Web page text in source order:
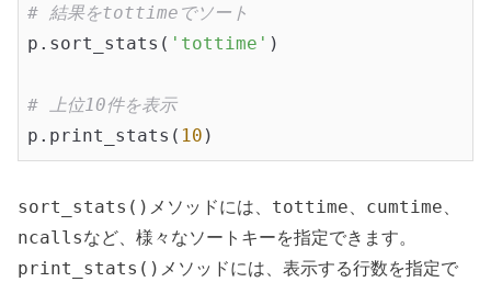
# 結果をtottimeでソート
p.sort_stats( 'tottime' )
# 上位10件を表示
p.print_stats( 10 )
sort_stats() メソッドには、 tottime cumtime
ncallsなど、様々なソートキーを指定できます。
print_stats() メソッドには、表示する行数を指定で